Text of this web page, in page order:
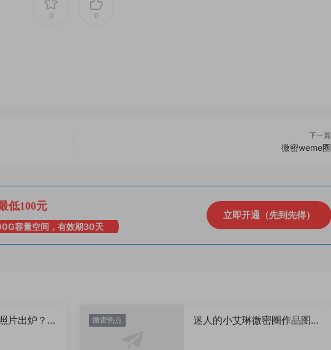
0 0
下一篇
微密weme圈
低100元
容量空间，有效期30天
立即开通（先到先得）
片出炉？颜
微密热点
迷人的小艾琳微密圈作品图